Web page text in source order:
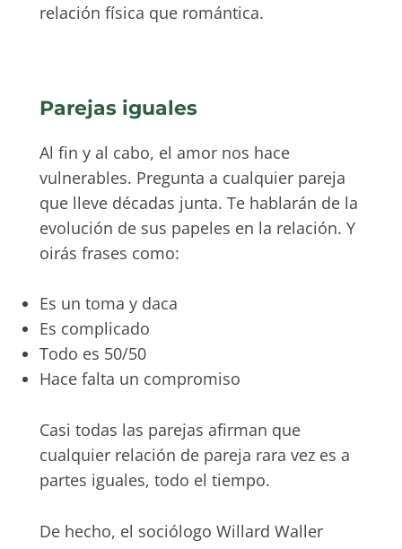
relación física que romántica.
Parejas iguales
Al fin y al cabo, el amor nos hace
vulnerables. Pregunta a cualquier pareja
que lleve décadas junta. Te hablarán de la
evolución de sus papeles en la relación. Y
oirás frases como:
Es un toma y daca
Es complicado
Todo es 50/50
Hace falta un compromiso
Casi todas las parejas afirman que
cualquier relación de pareja rara vez es a
partes iguales, todo el tiempo.
De hecho, el sociólogo Willard Waller